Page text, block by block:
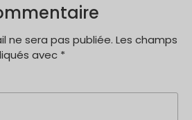
ne sera pas publiée. Les champs
avec *